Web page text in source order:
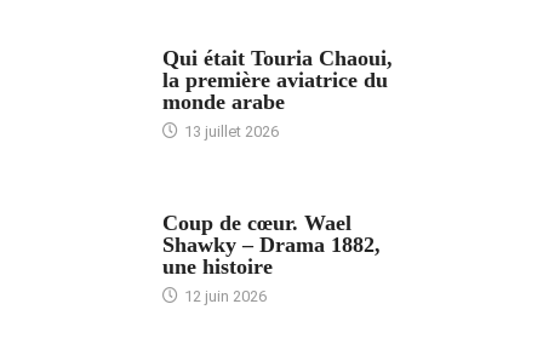
Qui était Touria Chaoui,
la première aviatrice du
monde arabe
13 juillet 2026
Coup de cœur. Wael
Shawky – Drama 1882,
une histoire
12 juin 2026